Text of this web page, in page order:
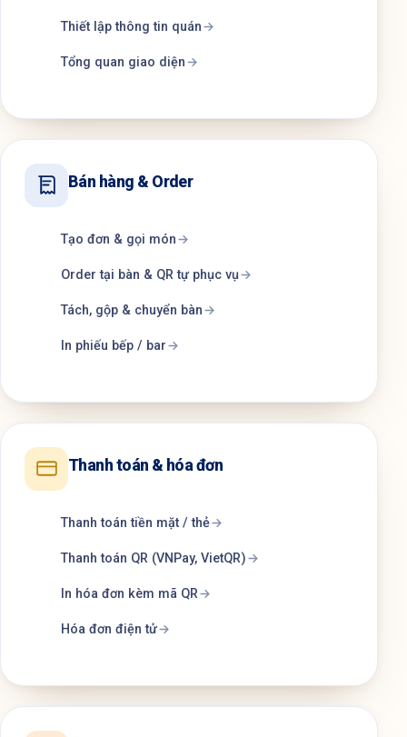
Thiết lập thông tin quán
Tổng quan giao diện
Bán hàng & Order
Tạo đơn & gọi món
Order tại bàn & QR tự phục vụ
Tách, gộp & chuyển bàn
In phiếu bếp / bar
Thanh toán & hóa đơn
Thanh toán tiền mặt / thẻ
Thanh toán QR (VNPay, VietQR)
In hóa đơn kèm mã QR
Hóa đơn điện tử